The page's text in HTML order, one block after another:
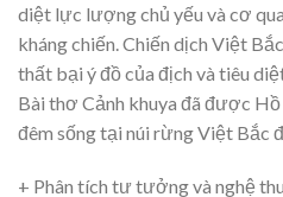
diệt lực lượng chủ yếu và cơ
kháng chiến. Chiến dịch Việt
thất bại ý đồ của địch và tiêu
Bài thơ Cảnh khuya đã được
đêm sống tại núi rừng Việt Bắc
+ Phân tích tư tưởng và nghệ